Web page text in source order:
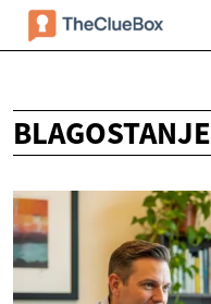
BLAGOSTANJE